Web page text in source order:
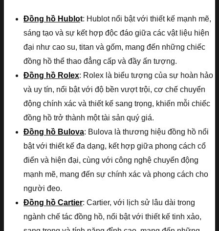
Đồng hồ Hublot: Hublot nổi bật với thiết kế mạnh mẽ,
sáng tạo và sự kết hợp độc đáo giữa các vật liệu hiện
đại như cao su, titan và gốm, mang đến những chiếc
đồng hồ thể thao đẳng cấp và đầy ấn tượng.
Đồng hồ Rolex: Rolex là biểu tượng của sự hoàn hảo
và uy tín, nổi bật với độ bền vượt trội, cơ chế chuyển
động chính xác và thiết kế sang trọng, khiến mỗi chiếc
đồng hồ trở thành một tài sản quý giá.
Đồng hồ Bulova: Bulova là thương hiệu đồng hồ nổi
bật với thiết kế đa dạng, kết hợp giữa phong cách cổ
điển và hiện đại, cùng với công nghệ chuyển động
mạnh mẽ, mang đến sự chính xác và phong cách cho
người đeo.
Đồng hồ Cartier: Cartier, với lịch sử lâu dài trong
ngành chế tác đồng hồ, nổi bật với thiết kế tinh xảo,